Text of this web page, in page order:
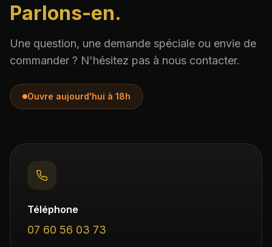
Parlons-en.
Une question, une demande spéciale ou envie de
commander ? N'hésitez pas à nous contacter.
Ouvre aujourd'hui à 18h
Téléphone
07 60 56 03 73